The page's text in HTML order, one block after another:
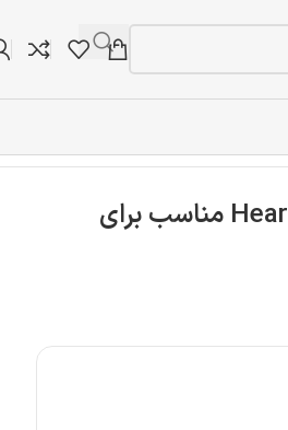
روغن پاک‌کننده و تسکین‌دهنده صورت آنوا, Heartleaf مناسب برای